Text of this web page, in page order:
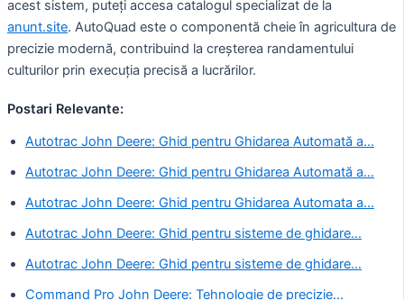
acest sistem, puteți accesa catalogul specializat de la
anunt.site. AutoQuad este o componentă cheie în agricultura de
precizie modernă, contribuind la creșterea randamentului
culturilor prin execuția precisă a lucrărilor.
Postari Relevante:
Autotrac John Deere: Ghid pentru Ghidarea Automată a…
Autotrac John Deere: Ghid pentru Ghidarea Automată a…
Autotrac John Deere: Ghid pentru Ghidarea Automata a…
Autotrac John Deere: Ghid pentru sisteme de ghidare…
Autotrac John Deere: Ghid pentru sisteme de ghidare…
Command Pro John Deere: Tehnologie de precizie…